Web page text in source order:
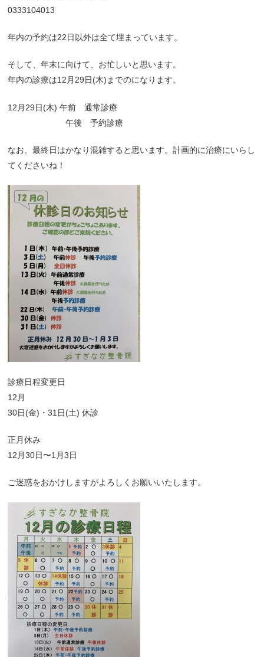
0333104013
年内の予約は22日以外は全て埋まっています。
そして、年末に向けて、お忙しいと思います。
年内の診療は12月29日(木)までのになります。
12月29日(木) 午前 通常診療
午後 予約診療
なお、最終日はかなり混雑すると思います。計画的に治療にいらし
てくださいね！
診療日程変更日
12月
30日(金)・31日(土) 休診
正月休み
12月30日〜1月3日
ご迷惑をおかけしますがよろしくお願いいたします。